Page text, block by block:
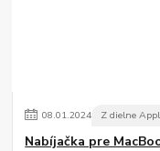
08.01.2024 Z dielne
Nabíjačka pre